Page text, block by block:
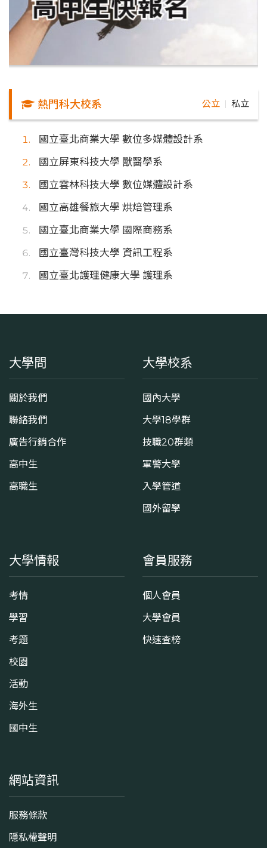
熱門科大校系 公立 私立
國立臺北商業大學 數位多媒體設計系
國立屏東科技大學 獸醫學系
國立雲林科技大學 數位媒體設計系
國立高雄餐旅大學 烘焙管理系
國立臺北商業大學 國際商務系
國立臺灣科技大學 資訊工程系
國立臺北護理健康大學 護理系
大學問
關於我們
聯絡我們
廣告行銷合作
高中生
高職生
大學校系
國內大學
大學18學群
技職20群類
軍警大學
入學管道
國外留學
大學情報
考情
學習
考題
校園
活動
海外生
國中生
會員服務
個人會員
大學會員
快速查榜
網站資訊
服務條款
隱私權聲明